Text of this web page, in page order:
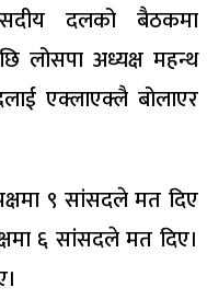
दलको बैठकमा
लोसपा अध्यक्ष महन्थ
एक्लाएक्लै बोलाएर
९ सांसदले मत दिए
६ सांसदले मत दिए।